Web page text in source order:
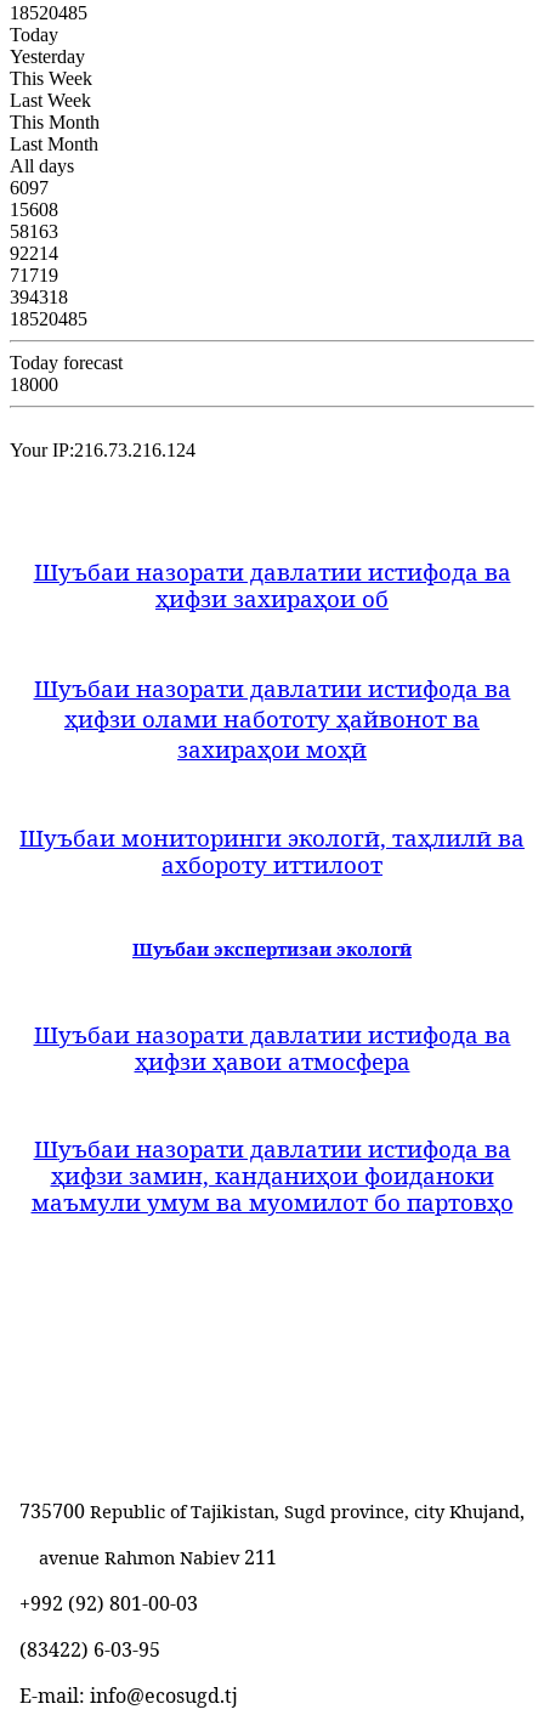
18520485
Today
Yesterday
This Week
Last Week
This Month
Last Month
All days
6097
15608
58163
92214
71719
394318
18520485
Today forecast
18000
Your IP:216.73.216.124
Шуъбаи назорати давлатии истифода ва
ҳифзи захираҳои об
Шуъбаи назорати давлатии истифода ва
ҳифзи олами набототу ҳайвонот ва
захираҳои моҳӣ
Шуъбаи мониторинги экологӣ, таҳлилӣ ва
ахбороту иттилоот
Шуъбаи экспертизаи экологӣ
Шуъбаи назорати давлатии истифода ва
ҳифзи ҳавои атмосфера
Шуъбаи назорати давлатии истифода ва
ҳифзи замин, канданиҳои фоиданоки
маъмули умум ва муомилот бо партовҳо
735700 Republic of Tajikistan, Sugd province, city Khujand,
avenue Rahmon Nabiev211
+992 (92) 801-00-03
(83422) 6-03-95
E-mail: info@ecosugd.tj